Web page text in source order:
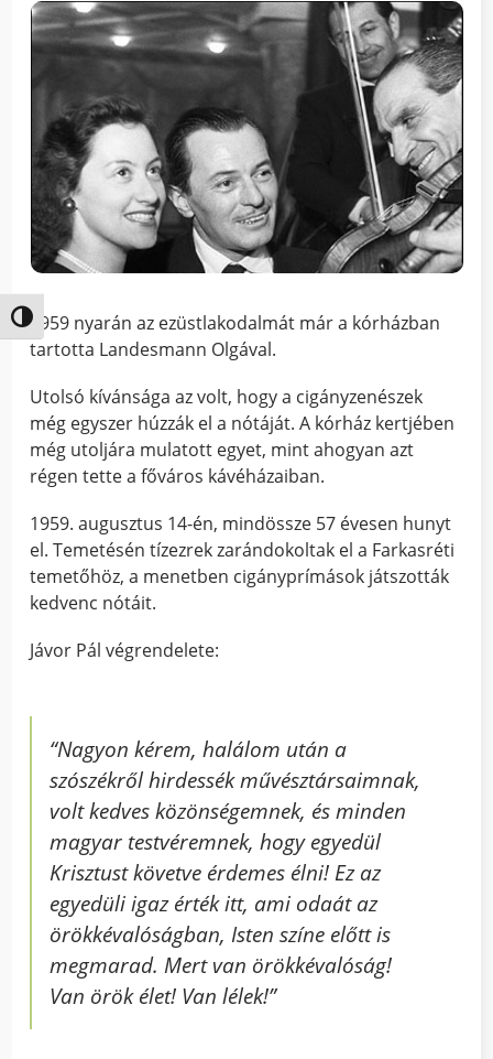
Nagy kontraszt váltása
1959 nyarán az ezüstlakodalmát már a kórházban
tartotta Landesmann Olgával.
Utolsó kívánsága az volt, hogy a cigányzenészek
még egyszer húzzák el a nótáját. A kórház kertjében
még utoljára mulatott egyet, mint ahogyan azt
régen tette a főváros kávéházaiban.
1959. augusztus 14-én, mindössze 57 évesen hunyt
el. Temetésén tízezrek zarándokoltak el a Farkasréti
temetőhöz, a menetben cigányprímások játszották
kedvenc nótáit.
Jávor Pál végrendelete:
“Nagyon kérem, halálom után a
szószékről hirdessék művésztársaimnak,
volt kedves közönségemnek, és minden
magyar testvéremnek, hogy egyedül
Krisztust követve érdemes élni! Ez az
egyedüli igaz érték itt, ami odaát az
örökkévalóságban, Isten színe előtt is
megmarad. Mert van örökkévalóság!
Van örök élet! Van lélek!”